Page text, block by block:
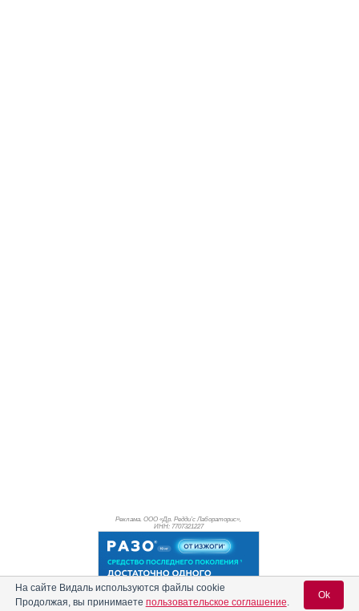
Реклама. ООО «Др. Редди’с Лабораторис»,
ИНН: 7707321227
На сайте Видаль используются файлы cookie
Продолжая, вы принимаете пользовательское соглашение.
Ok